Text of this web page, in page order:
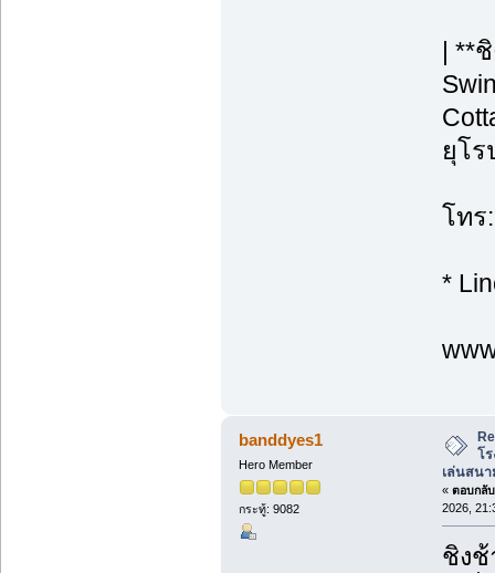
| **
ยุโ
โทร
*
banddyes1
Hero Member
กระทู้: 9082
โ
เล่นสนา
« ตอบกลั
2026,
ชิงช้